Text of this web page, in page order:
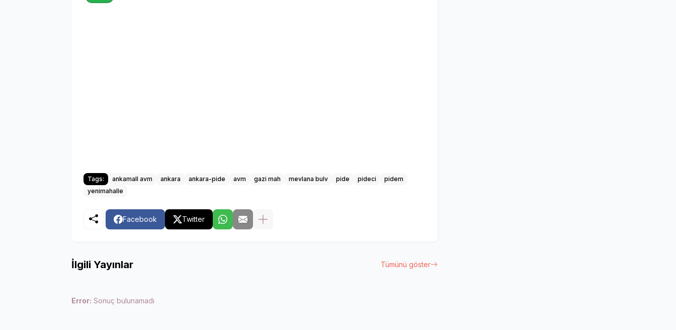
Tags: ankamall avm ankara ankara-pide avm gazi mah mevlana bulv pide pideci
pidem
yenimahalle
Facebook Twitter
İlgili Yayınlar Tümünü göster
Error: Sonuç bulunamadı